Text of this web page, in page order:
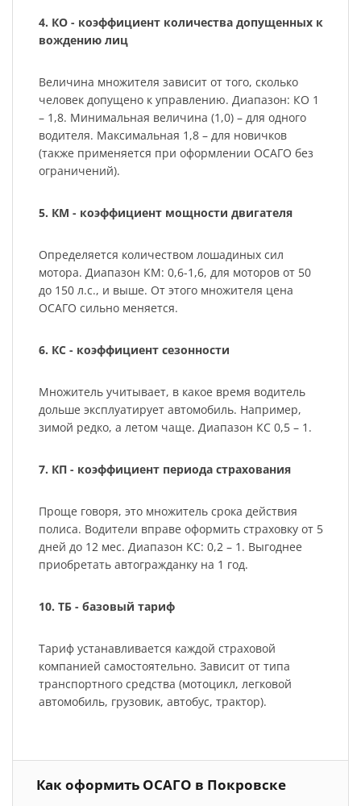
4. КО - коэффициент количества допущенных к
вождению лиц
Величина множителя зависит от того, сколько
человек допущено к управлению. Диапазон: КО 1
– 1,8. Минимальная величина (1,0) – для одного
водителя. Максимальная 1,8 – для новичков
(также применяется при оформлении ОСАГО без
ограничений).
5. КМ - коэффициент мощности двигателя
Определяется количеством лошадиных сил
мотора. Диапазон КМ: 0,6-1,6, для моторов от 50
до 150 л.с., и выше. От этого множителя цена
ОСАГО сильно меняется.
6. КС - коэффициент сезонности
Множитель учитывает, в какое время водитель
дольше эксплуатирует автомобиль. Например,
зимой редко, а летом чаще. Диапазон КС 0,5 – 1.
7. КП - коэффициент периода страхования
Проще говоря, это множитель срока действия
полиса. Водители вправе оформить страховку от 5
дней до 12 мес. Диапазон КС: 0,2 – 1. Выгоднее
приобретать автогражданку на 1 год.
10. ТБ - базовый тариф
Тариф устанавливается каждой страховой
компанией самостоятельно. Зависит от типа
транспортного средства (мотоцикл, легковой
автомобиль, грузовик, автобус, трактор).
Как оформить ОСАГО в Покровске